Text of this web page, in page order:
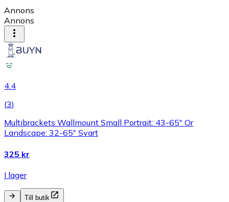
Annons
Annons
4.4
(3)
Multibrackets Wallmount Small Portrait: 43-65" Or
Landscape: 32-65" Svart
325 kr
I lager
Till butik